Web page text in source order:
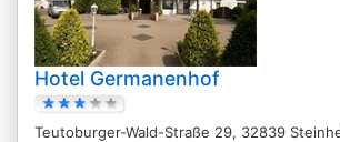
Hotel Germanenhof
Teutoburger-Wald-Straße 29, 32839